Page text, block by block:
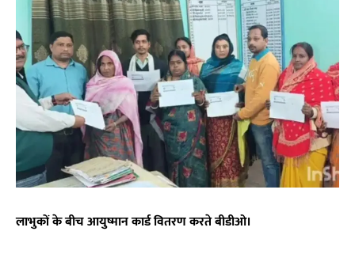
लाभुकों के बीच आयुष्मान कार्ड वितरण करते बीडीओ।